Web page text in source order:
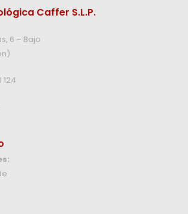
Caffer S.L.P.
6 – Bajo
124